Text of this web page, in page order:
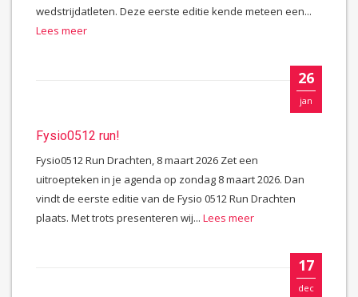
wedstrijdatleten. Deze eerste editie kende meteen een...
Lees meer
26
jan
Fysio0512 run!
Fysio0512 Run Drachten, 8 maart 2026 Zet een
uitroepteken in je agenda op zondag 8 maart 2026. Dan
vindt de eerste editie van de Fysio 0512 Run Drachten
plaats. Met trots presenteren wij... Lees meer
17
dec